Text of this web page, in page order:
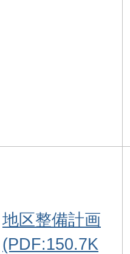
地区整備計画
(PDF:150.7K